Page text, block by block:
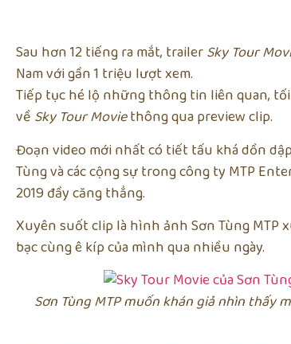
Sau hơn 12 tiếng ra mắt, trailerSky Tour
Nam với gần 1 triệu lượt xem.
Tiếp tục hé lộ những thông tin liên quan,
về Sky Tour Moviethông qua preview clip.
Đoạn video mới nhất có tiết tấu khá dồn
Tùng và các cộng sự trong công ty MTP
2019 đầy căng thẳng.
Xuyên suốt clip là hình ảnh Sơn Tùng
bạc cùng ê kíp của mình qua nhiều ngày.
Sơn Tùng MTP muốn khán giả nhìn thấy